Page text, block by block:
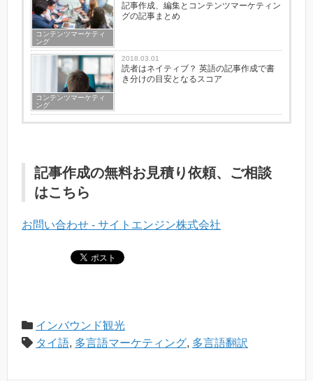
コンテンツマーケティ
ング
記事作成、編集とコンテンツマーケティン
グの記事まとめ
コンテンツマーケティ
ング
2018.03.01
読者はネイティブ？ 英語の記事作成で書
き分けの目安となるスコア
記事作成の無料お見積り依頼、ご相談
はこちら
お問い合わせ - サイトエンジン株式会社
インバウンド観光
タイ語, 多言語マーケティング, 多言語翻訳